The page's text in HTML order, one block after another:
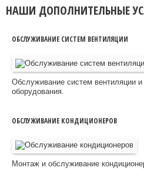
НАШИ ДОПОЛНИТЕЛЬНЫЕ
ОБСЛУЖИВАНИЕ СИСТЕМ ВЕНТИЛЯЦИИ
Обслуживание систем вентиляции и
оборудования.
ОБСЛУЖИВАНИЕ КОНДИЦИОНЕРОВ
Монтаж и обслуживание